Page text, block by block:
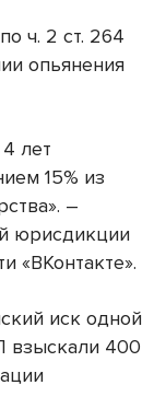
ч. 2 ст. 264
опьянения
лет
15% из
–
юрисдикции
«ВКонтакте».
иск одной
взыскали 400